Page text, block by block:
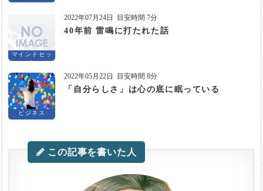
マインドセッ
ト
2022年07月24日 目安時間 7分
40年前 雷鳴に打たれた話
ビジネス
2022年05月22日 目安時間 8分
「自分らしさ」は心の底に眠っている
この記事を書いた人